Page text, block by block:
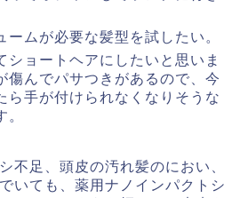
ームが必要な髪型を試したい。
ショートヘアにしたいと思いま
傷んでパサつきがあるので、今
ら手が付けられなくなりそうな
不足、頭皮の汚れ髪のにおい、
いても、薬用ナノインパクトシ